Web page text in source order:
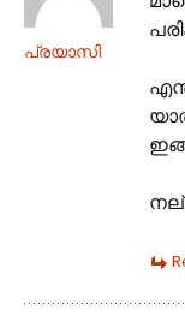
പ്രയാസി